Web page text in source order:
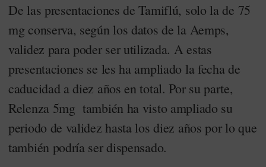
De las presentaciones de Tamiflú, solo la de 75
mg conserva, según los datos de la Aemps,
validez para poder ser utilizada. A estas
presentaciones se les ha ampliado la fecha de
caducidad a diez años en total. Por su parte,
Relenza 5mg también ha visto ampliado su
periodo de validez hasta los diez años por lo que
también podría ser dispensado.